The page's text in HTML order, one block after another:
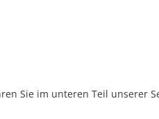
Sie im unteren Teil unserer